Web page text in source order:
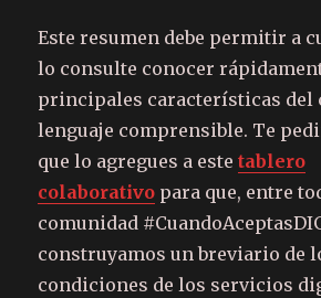
Este resumen debe permitir a
lo consulte conocer
principales características del
lenguaje comprensible. Te
que lo agregues a estetablero
colaborativo para que, entre
comunidad
construyamos un breviario de
condiciones de los servicios